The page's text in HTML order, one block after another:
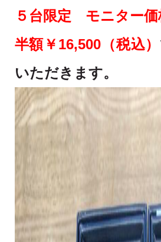
５台限定 モニター価
半額￥16,500（税込）
いただきます。